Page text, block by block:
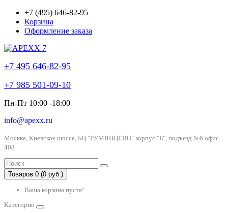
+7 (495) 646-82-95
Корзина
Оформление заказа
+7 495 646-82-95
+7 985 501-09-10
Пн-Пт 10:00 -18:00
info@apexx.ru
Москва, Киевское шоссе, БЦ "РУМЯНЦЕВО" корпус "Б", подъезд №6 офис
408
Товаров 0 (0 руб.)
Ваша корзина пуста!
Категории